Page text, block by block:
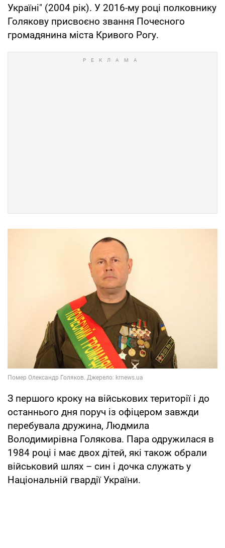
Україні" (2004 рік). У 2016-му році полковнику
Голякову присвоєно звання Почесного
громадянина міста Кривого Рогу.
З першого кроку на військових території і до
останнього дня поруч із офіцером завжди
перебувала дружина, Людмила
Володимирівна Голякова. Пара одружилася в
1984 році і має двох дітей, які також обрали
військовий шлях – син і дочка служать у
Національній гвардії України.